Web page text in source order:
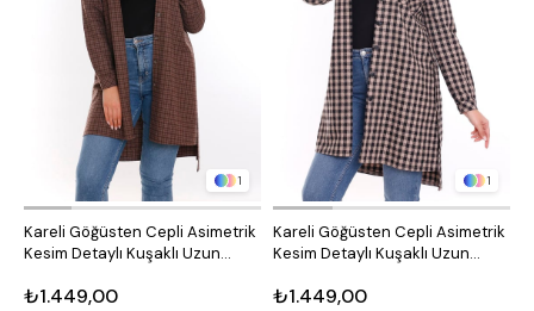
1
Kareli Göğüsten Cepli Asimetrik
Kesim Detaylı Kuşaklı Uzun
₺1.449,00
1
Kareli Göğüsten Cepli Asimetrik
Kesim Detaylı Kuşaklı Uzun
₺1.449,00